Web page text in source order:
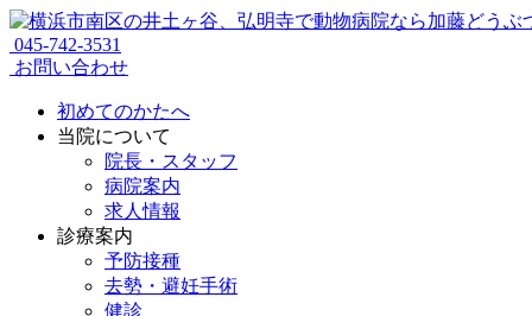
045-742-3531
お問い合わせ
初めてのかたへ
当院について
院長・スタッフ
病院案内
求人情報
診療案内
予防接種
去勢・避妊手術
健診